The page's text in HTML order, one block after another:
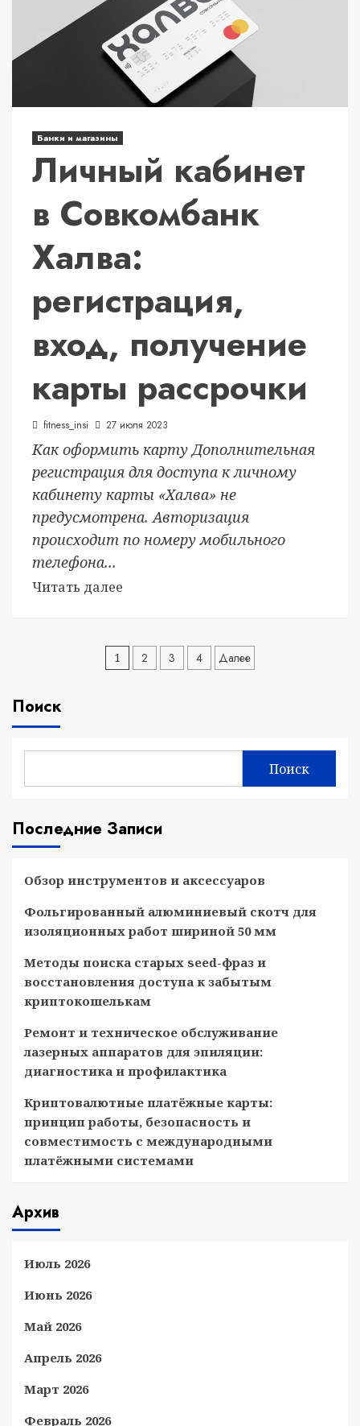
Банки и магазины
Личный кабинет
в Совкомбанк
Халва:
регистрация,
вход, получение
карты рассрочки
fitness_insi 27 июля 2023
Как оформить карту Дополнительная
регистрация для доступа к личному
кабинету карты «Халва» не
предусмотрена. Авторизация
происходит по номеру мобильного
телефона...
Читать далее
Пагинация
1 2 3 4 Далее
Поиск
Поиск
Последние Записи
Обзор инструментов и аксессуаров
Фольгированный алюминиевый скотч для
изоляционных работ шириной 50 мм
Методы поиска старых seed-фраз и
восстановления доступа к забытым
криптокошелькам
Ремонт и техническое обслуживание
лазерных аппаратов для эпиляции:
диагностика и профилактика
Криптовалютные платёжные карты:
принцип работы, безопасность и
совместимость с международными
платёжными системами
Архив
Июль 2026
Июнь 2026
Май 2026
Апрель 2026
Март 2026
Февраль 2026